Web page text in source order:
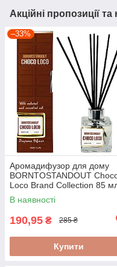
Акційні пропозиції
–33%
Аромадифузор для дому
BORNTOSTANDOUT
Loco Brand Collection 85
В наявності
190,95 ₴ 285 ₴
Купити